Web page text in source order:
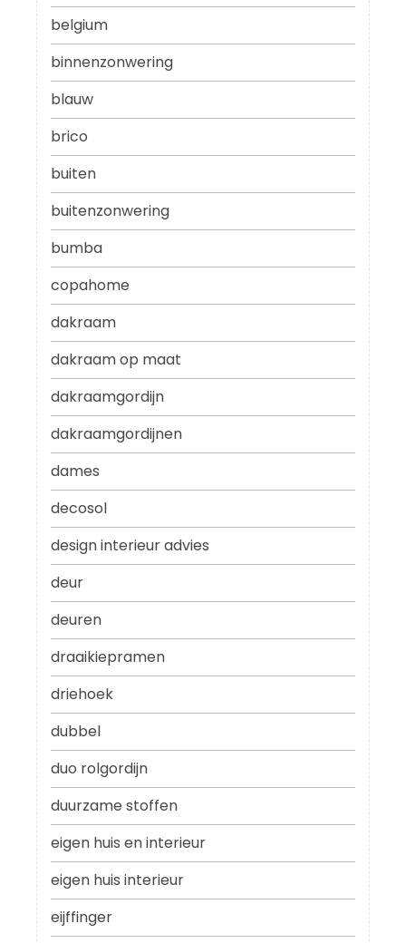
belgium
binnenzonwering
blauw
brico
buiten
buitenzonwering
bumba
copahome
dakraam
dakraam op maat
dakraamgordijn
dakraamgordijnen
dames
decosol
design interieur advies
deur
deuren
draaikiepramen
driehoek
dubbel
duo rolgordijn
duurzame stoffen
eigen huis en interieur
eigen huis interieur
eijffinger